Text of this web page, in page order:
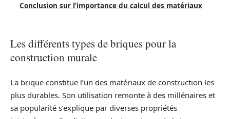
Conclusion sur l’importance du calcul des matériaux
Les différents types de briques pour la
construction murale
La brique constitue l’un des matériaux de construction les
plus durables. Son utilisation remonte à des millénaires et
sa popularité s’explique par diverses propriétés